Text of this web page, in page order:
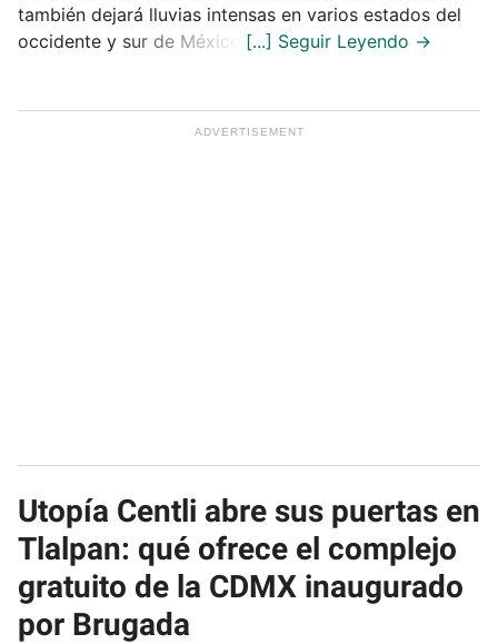
también dejará lluvias intensas en varios estados del
occidente y sur de México.
Utopía Centli abre sus puertas en
Tlalpan: qué ofrece el complejo
gratuito de la CDMX inaugurado
por Brugada